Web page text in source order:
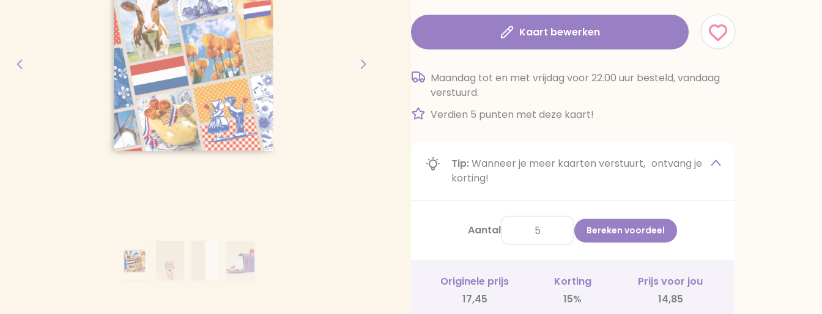
Kaart bewerken
Maandag tot en met vrijdag voor 22.00 uur besteld, vandaag
verstuurd.
Verdien 5 punten met deze kaart!
Tip:Wanneer je meer kaarten verstuurt, ontvang je
korting!
Aantal Bereken voordeel
Originele prijs Korting
Prijs voor jou
17,45
15% 14,85